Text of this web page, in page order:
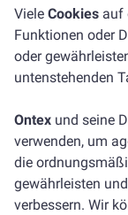
Viele Cookies auf
Funktionen oder
oder
untenstehenden
Ontex und seine
verwenden, um
die
gewährleisten
verbessern. Wir